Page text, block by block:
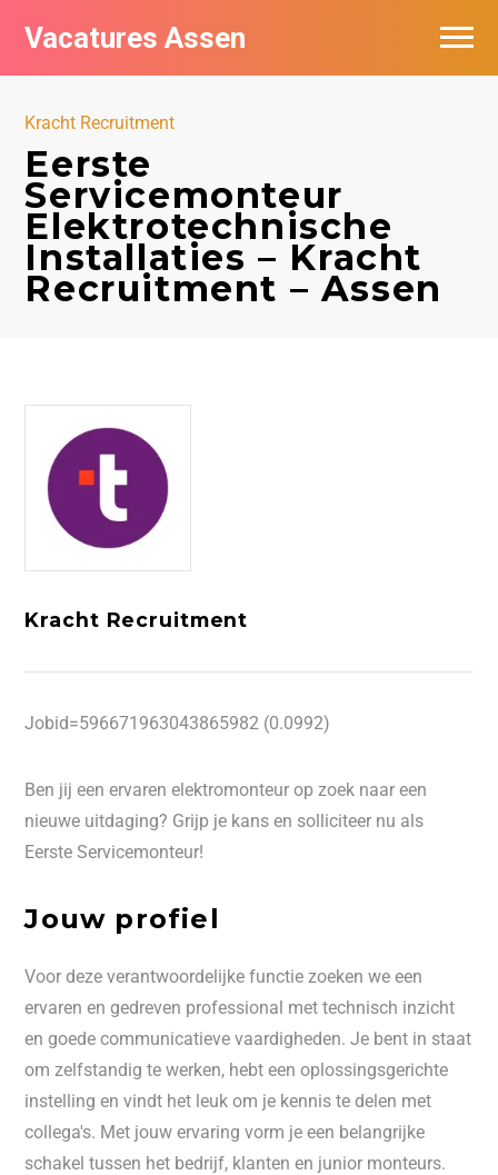
Vacatures Assen
Kracht Recruitment
Eerste
Servicemonteur
Elektrotechnische
Installaties – Kracht
Recruitment – Assen
Kracht Recruitment
Jobid=596671963043865982 (0.0992)
Ben jij een ervaren elektromonteur op zoek naar een
nieuwe uitdaging? Grijp je kans en solliciteer nu als
Eerste Servicemonteur!
Jouw profiel
Voor deze verantwoordelijke functie zoeken we een
ervaren en gedreven professional met technisch inzicht
en goede communicatieve vaardigheden. Je bent in staat
om zelfstandig te werken, hebt een oplossingsgerichte
instelling en vindt het leuk om je kennis te delen met
collega's. Met jouw ervaring vorm je een belangrijke
schakel tussen het bedrijf, klanten en junior monteurs.
Vacatures per bedrijf
Nieuwsbrief feed